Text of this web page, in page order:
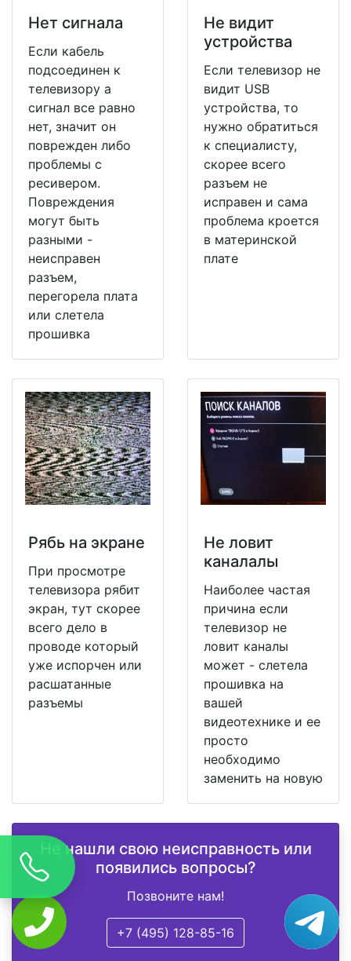
Нет сигнала
Если кабель
подсоединен к
телевизору а
сигнал все равно
нет, значит он
поврежден либо
проблемы с
ресивером.
Повреждения
могут быть
разными -
неисправен
разъем,
перегорела плата
или слетела
прошивка
Не видит
устройства
Если телевизор не
видит USB
устройства, то
нужно обратиться
к специалисту,
скорее всего
разъем не
исправен и сама
проблема кроется
в материнской
плате
Рябь на экране
При просмотре
телевизора рябит
экран, тут скорее
всего дело в
проводе который
уже испорчен или
расшатанные
разъемы
Не ловит
каналалы
Наиболее частая
причина если
телевизор не
ловит каналы
может - слетела
прошивка на
вашей
видеотехнике и ее
просто
необходимо
заменить на новую
Не нашли свою неисправность или
появились вопросы?
Позвоните нам!
+7 (495) 128-85-16